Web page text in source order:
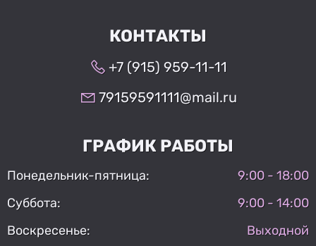
КОНТАКТЫ
+7 (915) 959-11-11
79159591111@mail.ru
ГРАФИК РАБОТЫ
Понедельник-пятница:
9:00 - 18:00
Суббота:
9:00 - 14:00
Воскресенье:
Выходной